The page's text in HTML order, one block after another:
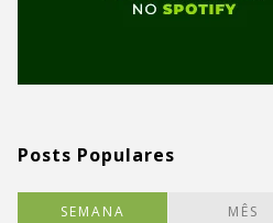
Posts Populares
SEMANA MÊS